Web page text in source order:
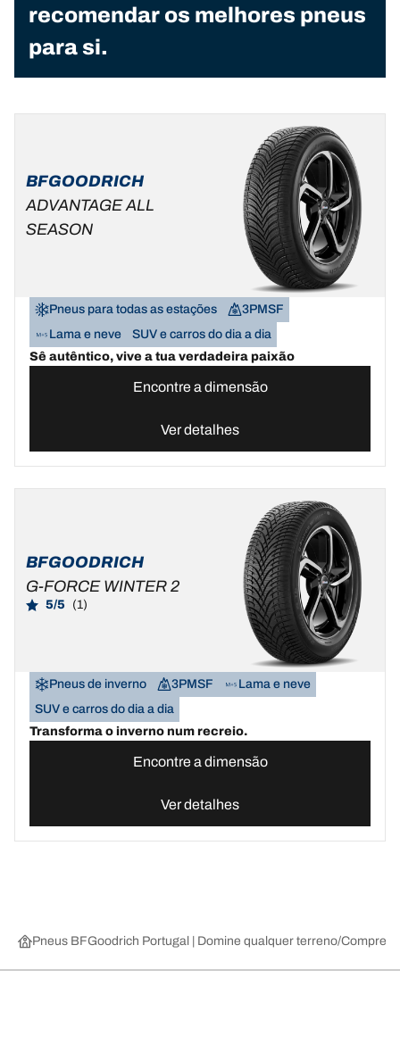
recomendar os melhores pneus
para si.
BFGOODRICH
ADVANTAGE ALL
SEASON
Pneus para todas as estações
3PMSF
Lama e neve
SUV e carros do dia a dia
Sê autêntico, vive a tua verdadeira paixão
Encontre a dimensão
Ver detalhes
BFGOODRICH
G-FORCE WINTER 2
5/5 (1)
Pneus de inverno 3PMSF
Lama e neve
SUV e carros do dia a dia
Transforma o inverno num recreio.
Encontre a dimensão
Ver detalhes
Pneus BFGoodrich Portugal | Domine qualquer terreno Compre